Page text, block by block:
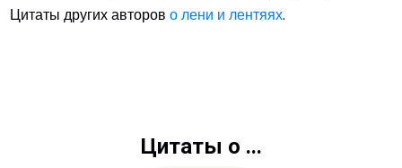
Цитаты других авторово лени и лентяях.
Цитаты о ...